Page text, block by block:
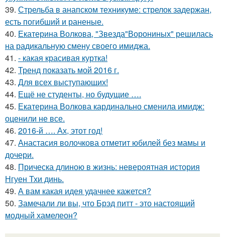
39. Стрельба в анапском техникуме: стрелок задержан,
есть погибший и раненые.
40. Екатерина Волкова, "Звезда"Ворониных" решилась
на радикальную смену своего имиджа.
41. - какая красивая куртка!
42. Тренд показать мой 2016 г.
43. Для всех выступающих!
44. Ещё не студенты, но будущие ….
45. Екатерина Волкова кардинально сменила имидж:
оценили не все.
46. 2016-й …. Ах, этот год!
47. Анастасия волочкова отметит юбилей без мамы и
дочери.
48. Прическа длиною в жизнь: невероятная история
Нгуен Тхи динь.
49. А вам какая идея удачнее кажется?
50. Замечали ли вы, что Брэд питт - это настоящий
модный хамелеон?